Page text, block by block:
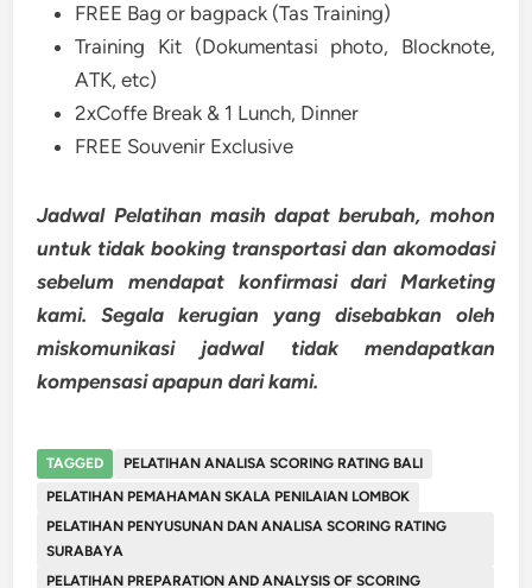
FREE Bag or bagpack (Tas Training)
Training Kit (Dokumentasi photo, Blocknote,
ATK, etc)
2xCoffe Break & 1 Lunch, Dinner
FREE Souvenir Exclusive
Jadwal Pelatihan masih dapat berubah, mohon
untuk tidak booking transportasi dan akomodasi
sebelum mendapat konfirmasi dari Marketing
kami. Segala kerugian yang disebabkan oleh
miskomunikasi jadwal tidak mendapatkan
kompensasi apapun dari kami.
TAGGED
PELATIHAN ANALISA SCORING RATING BALI
PELATIHAN PEMAHAMAN SKALA PENILAIAN LOMBOK
PELATIHAN PENYUSUNAN DAN ANALISA SCORING RATING
SURABAYA
PELATIHAN PREPARATION AND ANALYSIS OF SCORING